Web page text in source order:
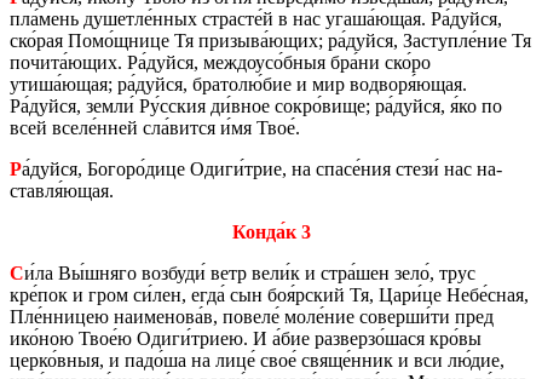
пла́мень ду­шет­ле́нных стра­сте́й в нас угаша́ющая. Ра́дуйся,
ско́рая Помо́щнице Тя при­зы­ва́ющих; ра́дуйся, За­ступ­ле́ние Тя
по­чи­та́ющих. Ра́дуйся, меж­до­усо́бныя бра́ни ско́ро
утиша́ющая; ра́дуйся, бра­то­лю́бие и мир во­дво­ря́ющая.
Ра́дуйся, земли́ Ру́сския ди́вное сокро́вище; ра́дуйся, я́ко по
всей вселе́нней сла́вится и́мя Твое́.
Ра́дуйся, Бо­го­ро́дице Одиги́трие, на спасе́ния стези́ нас на­
став­ля́ющая.
Конда́к 3
Си́ла Вы́шняго воз­бу­ди́ ветр вели́к и стра́шен зело́, трус
кре́пок и гром си́лен, егда́ сын боя́рский Тя, Цари́це Небе́сная,
Пле́нни­цею на­име­но­ва́в, по­ве­ле́ моле́ние со­вер­ши́ти пред
ико́ною Твое́ю Одиги́триею. И а́бие раз­вер­зо́шася кро́вы
церко́вныя, и падо́ша на лице́ свое́ свяще́нник и вси лю́дие,